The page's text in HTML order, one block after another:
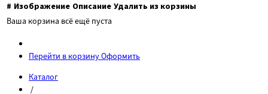
# Изображение Описание Удалить из корзины
Ваша корзина всё ещё пуста
Перейти в корзинуОформить
Каталог
/